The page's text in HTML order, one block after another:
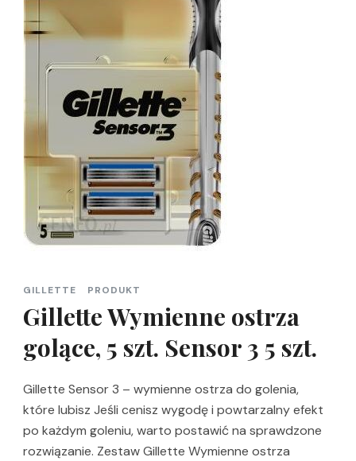
GILLETTE PRODUKT
Gillette Wymienne ostrza
golące, 5 szt. Sensor 3 5 szt.
Gillette Sensor 3 – wymienne ostrza do golenia,
które lubisz Jeśli cenisz wygodę i powtarzalny efekt
po każdym goleniu, warto postawić na sprawdzone
rozwiązanie. Zestaw Gillette Wymienne ostrza